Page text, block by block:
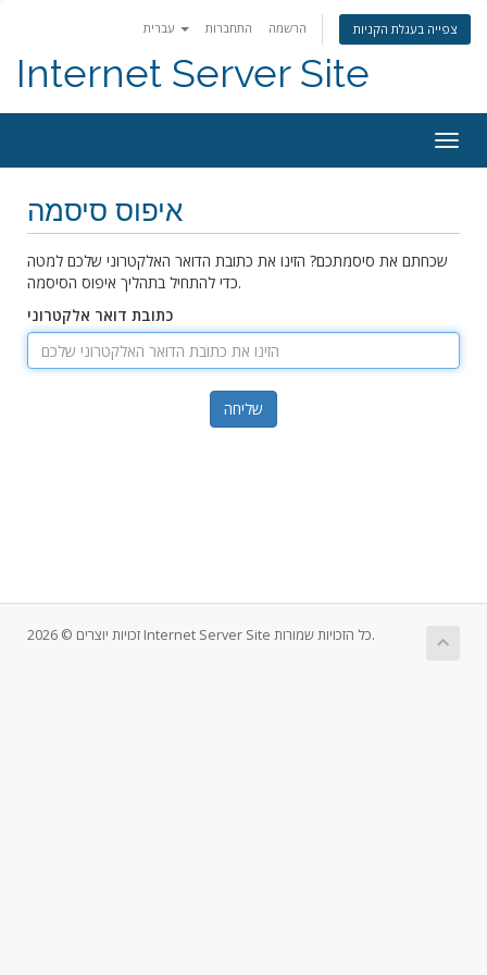
התחברות הרשמה צפייה בעגלת הקניות
Internet Server Site
איפוס סיסמה
שכחתם את סיסמתכם? הזינו את כתובת הדואר האלקטרוני שלכם למטה
כדי להתחיל בתהליך איפוס הסיסמה.
כתובת דואר אלקטרוני
שליחה
זכויות יוצרים © 2026 Internet Server Site כל הזכויות שמורות.